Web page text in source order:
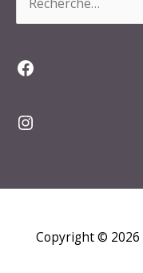
Facebook
Instagram
Copyright © 2026